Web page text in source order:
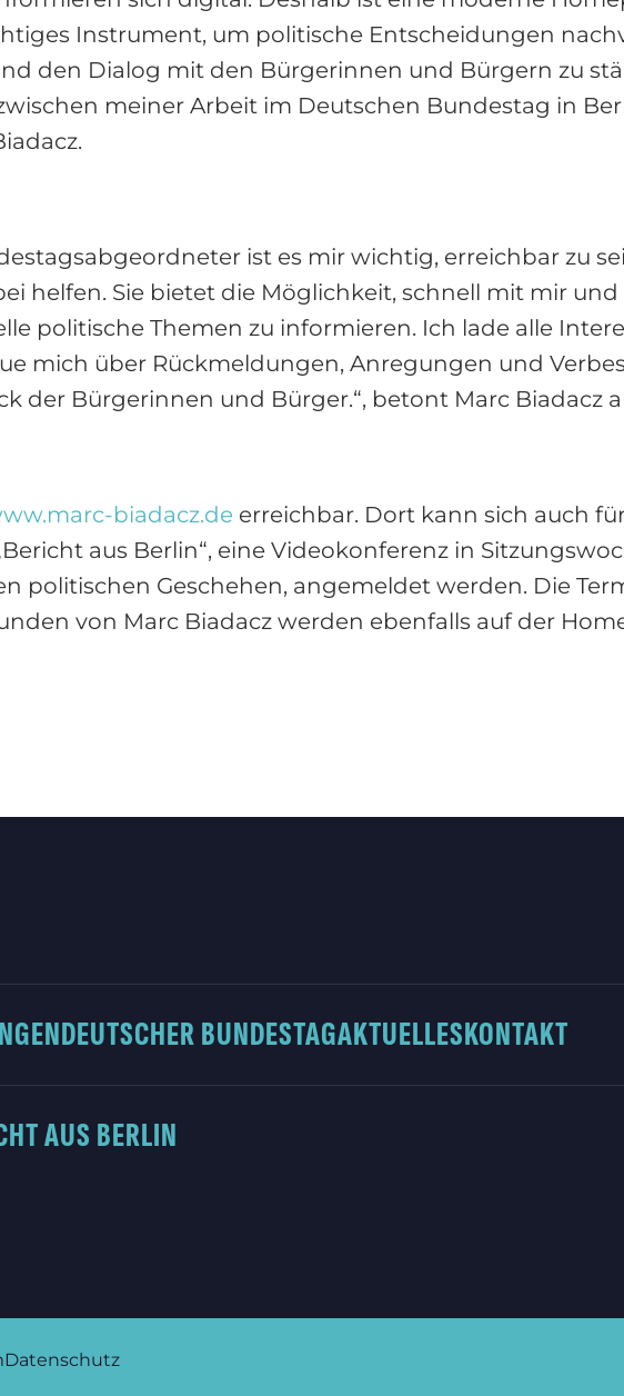
Instrument, um politische Entscheidungen
den Dialog mit den Bürgerinnen und Bürgern zu
meiner Arbeit im Deutschen Bundestag in
ist es mir wichtig, erreichbar zu
helfen. Sie bietet die Möglichkeit, schnell mit mir
politische Themen zu informieren. Ich lade alle
mich über Rückmeldungen, Anregungen und
der Bürgerinnen und Bürger.“, betont Marc Biadacz
biadacz.de erreichbar. Dort kann sich auch
aus Berlin“, eine Videokonferenz in
politischen Geschehen, angemeldet werden. Die
von Marc Biadacz werden ebenfalls auf der
DEUTSCHER BUNDESTAGAKTUELLESKONTAKT
AUS BERLIN
Datenschutz